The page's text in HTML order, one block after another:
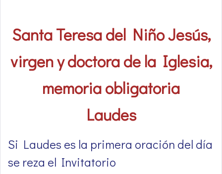
Santa Teresa del Niño Jesús,
virgen y doctora de la Iglesia,
memoria obligatoria
Laudes
Si Laudes es la primera oración del día
se reza el Invitatorio